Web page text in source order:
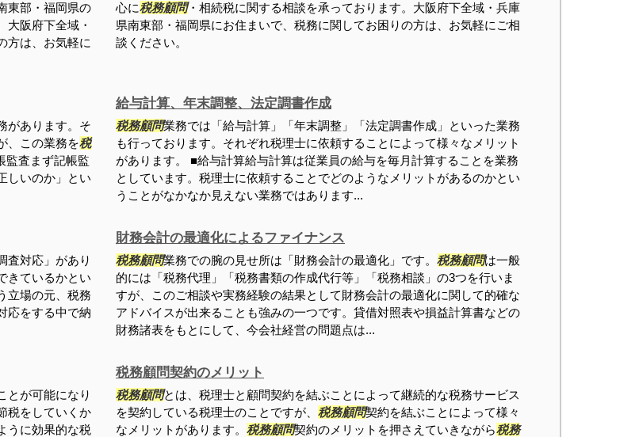
東部・福岡県の
大阪府下全域・
方は、お気軽に
心に税務顧問・相続税に関する相談を承っております。大阪府下全域・兵庫
県南東部・福岡県にお住まいで、税務に関してお困りの方は、お気軽にご相
談ください。
があります。そ
、この業務を税
監査まず記帳監
しいのか」とい
給与計算、年末調整、法定調書作成
税務顧問業務では「給与計算」「年末調整」「法定調書作成」といった業務
も行っております。それぞれ税理士に依頼することによって様々なメリット
があります。 ■給与計算給与計算は従業員の給与を毎月計算することを業務
としています。税理士に依頼することでどのようなメリットがあるのかとい
うことがなかなか見えない業務ではあります...
査対応」があり
きているかとい
立場の元、税務
応をする中で納
財務会計の最適化によるファイナンス
税務顧問業務での腕の見せ所は「財務会計の最適化」です。 税務顧問は一般
的には「税務代理」「税務書類の作成代行等」「税務相談」の3つを行いま
すが、このご相談や実務経験の結果として財務会計の最適化に関して的確な
アドバイスが出来ることも強みの一つです。貸借対照表や損益計算書などの
財務諸表をもとにして、今会社経営の問題点は...
とが可能になり
税をしていくか
うに効果的な税
税務顧問契約のメリット
税務顧問とは、税理士と顧問契約を結ぶことによって継続的な税務サービス
を契約している税理士のことですが、 税務顧問契約を結ぶことによって様々
なメリットがあります。 税務顧問契約のメリットを押さえていきながら税務